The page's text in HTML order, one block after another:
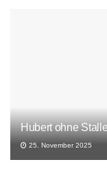
Hubert ohne
25. November 2025